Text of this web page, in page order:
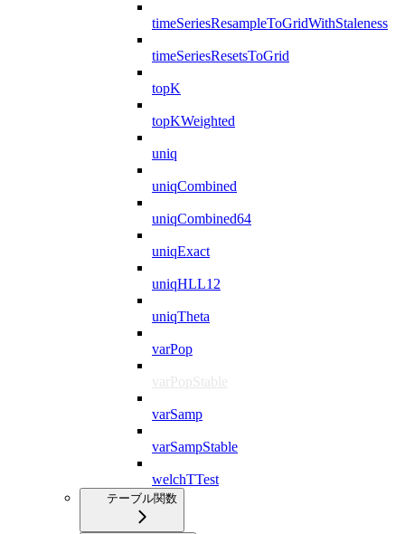
timeSeriesResampleToGridWithStaleness
timeSeriesResetsToGrid
topK
topKWeighted
uniq
uniqCombined
uniqCombined64
uniqExact
uniqHLL12
uniqTheta
varPop
varPopStable
varSamp
varSampStable
welchTTest
テーブル関数